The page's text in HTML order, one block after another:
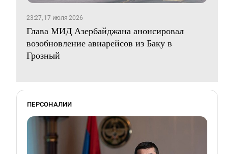
23:27, 17 июля 2026
Глава МИД Азербайджана анонсировал
возобновление авиарейсов из Баку в
Грозный
ПЕРСОНАЛИИ